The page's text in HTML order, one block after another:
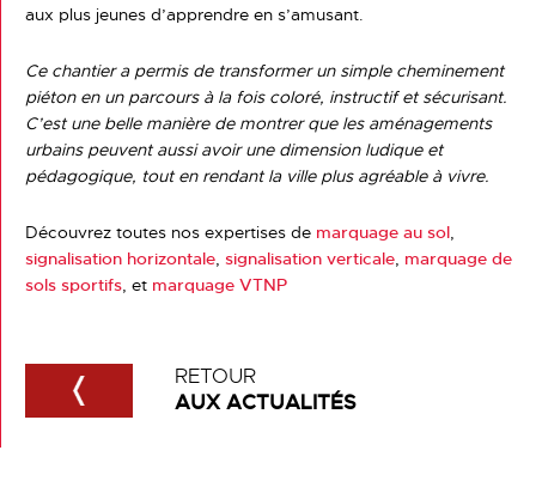
aux plus jeunes d’apprendre en s’amusant.
Ce chantier a permis de transformer un simple cheminement
piéton en un parcours à la fois coloré, instructif et sécurisant.
C’est une belle manière de montrer que les aménagements
urbains peuvent aussi avoir une dimension ludique et
pédagogique, tout en rendant la ville plus agréable à vivre.
Découvrez toutes nos expertises de marquage au sol,
signalisation horizontale, signalisation verticale, marquage de
sols sportifs, et marquage VTNP
RETOUR
AUX ACTUALITÉS